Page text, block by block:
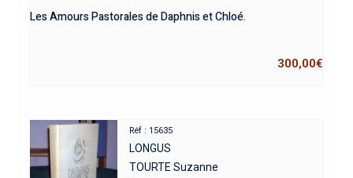
Les Amours Pastorales de Daphnis et Chloé.
300,00€
Réf : 15635
LONGUS
TOURTE Suzanne